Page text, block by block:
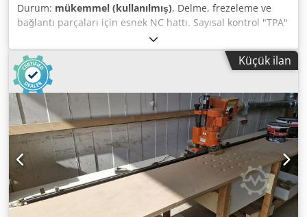
Durum: mükemmel (kullanılmış), Delme, frezeleme ve
bağlantı parçaları için esnek NC hattı. Sayısal kontrol "TPA"
Albatros. Şunlardan oluşur: 1) Kirpi - yükleyici, 12 konumlu
(12 plaka için), dikey plaka yerleştirme. 2) Delme makinesi,
NC Pantograf Modu 25.13'ün üzerinde yerleştiricilerle
(burçlar, raf desteği ve taban). - N. 1 çalışma kafası
(tahmini KW 5.5) taret (10 konum) - N. 1 delik işleme kafası
24 bağımsız mile (X ekseni) - N. 2 bağımsız mile (Y ekseni)
sahip 1 delik işleme kafası - N. 1 Delik İşleme 5 bağımsız
iğli kafa (Z ekseni) - N. 1 montaj ünitesi (vidalama) - N. 1
montaj ünitesi (basınç) - N. 1 depolama ve besleme tankı 3)
Motorlu konveyörlü boşaltma cihazı (90° öteleme),
plakadan dikey çıkış. 4) Paneli dikeyden yataya hareket
ettirmek için motorlu konveyörlü boşaltma cihazı (0°-90).
Dcsdpehvagksfx Ah Tok
Küçük ilan